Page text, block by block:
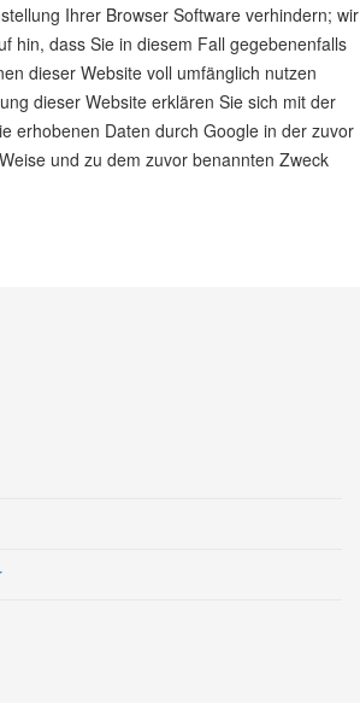
Ihrer Browser Software verhindern; wir
hin, dass Sie in diesem Fall gegebenenfalls
dieser Website voll umfänglich nutzen
dieser Website erklären Sie sich mit der
erhobenen Daten durch Google in der zuvor
und zu dem zuvor benannten Zweck